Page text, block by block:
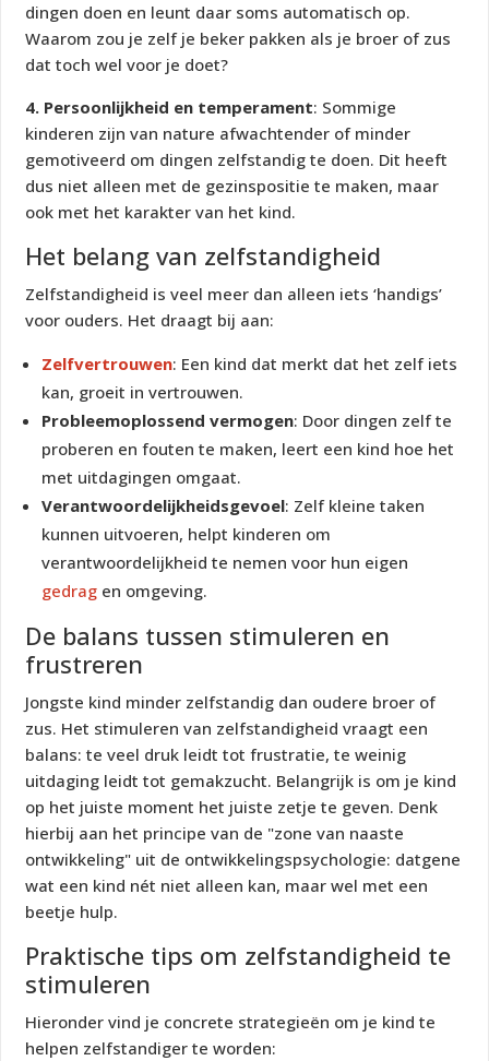
dingen doen en leunt daar soms automatisch op.
Waarom zou je zelf je beker pakken als je broer of zus
dat toch wel voor je doet?
4. Persoonlijkheid en temperament: Sommige
kinderen zijn van nature afwachtender of minder
gemotiveerd om dingen zelfstandig te doen. Dit heeft
dus niet alleen met de gezinspositie te maken, maar
ook met het karakter van het kind.
Het belang van zelfstandigheid
Zelfstandigheid is veel meer dan alleen iets ‘handigs’
voor ouders. Het draagt bij aan:
Zelfvertrouwen: Een kind dat merkt dat het zelf iets
kan, groeit in vertrouwen.
Probleemoplossend vermogen: Door dingen zelf te
proberen en fouten te maken, leert een kind hoe het
met uitdagingen omgaat.
Verantwoordelijkheidsgevoel: Zelf kleine taken
kunnen uitvoeren, helpt kinderen om
gedrag en omgeving.
De balans tussen stimuleren en
frustreren
Jongste kind minder zelfstandig dan oudere broer of
zus. Het stimuleren van zelfstandigheid vraagt een
balans: te veel druk leidt tot frustratie, te weinig
uitdaging leidt tot gemakzucht. Belangrijk is om je kind
op het juiste moment het juiste zetje te geven. Denk
hierbij aan het principe van de "zone van naaste
ontwikkeling" uit de ontwikkelingspsychologie: datgene
wat een kind nét niet alleen kan, maar wel met een
beetje hulp.
Praktische tips om zelfstandigheid te
stimuleren
Hieronder vind je concrete strategieën om je kind te
helpen zelfstandiger te worden: